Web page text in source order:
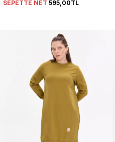
SEPETTE NET 595,00TL